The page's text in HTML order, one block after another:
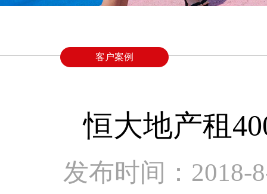
客户案例
恒大地产租
发布时间：2018-